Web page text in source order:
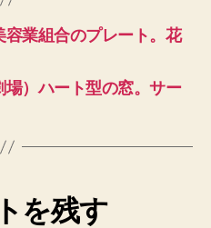
容業組合のプレート。花
）ハート型の窓。サー
を残す